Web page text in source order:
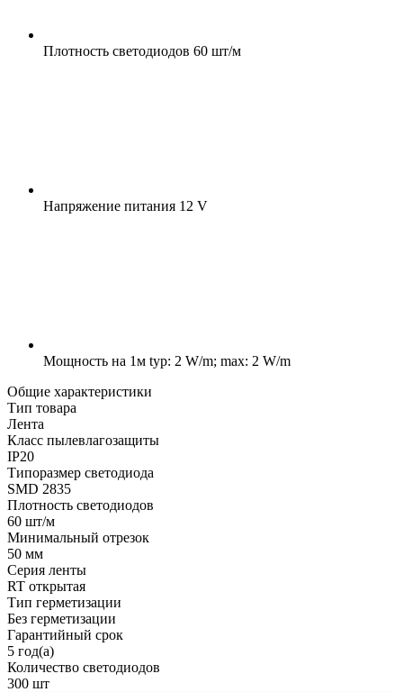
Плотность светодиодов 60 шт/м
Напряжение питания 12 V
Мощность на 1м typ: 2 W/m; max: 2 W/m
Общие характеристики
Тип товара
Лента
Класс пылевлагозащиты
IP20
Типоразмер светодиода
SMD 2835
Плотность светодиодов
60 шт/м
Минимальный отрезок
50 мм
Серия ленты
RT открытая
Тип герметизации
Без герметизации
Гарантийный срок
5 год(а)
Количество светодиодов
300 шт